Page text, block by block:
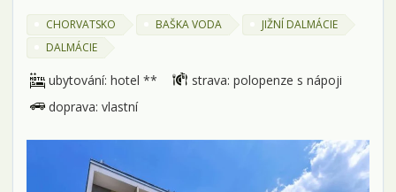
CHORVATSKO BAŠKA VODA
JIŽNÍ DALMÁCIE
DALMÁCIE
ubytování: hotel **
strava: polopenze s nápoji
doprava: vlastní